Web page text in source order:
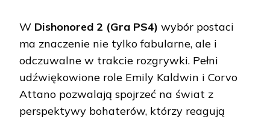
W Dishonored 2 (Gra PS4) wybór postaci
ma znaczenie nie tylko fabularne, ale i
odczuwalne w trakcie rozgrywki. Pełni
udźwiękowione role Emily Kaldwin i Corvo
Attano pozwalają spojrzeć na świat z
perspektywy bohaterów, którzy reagują